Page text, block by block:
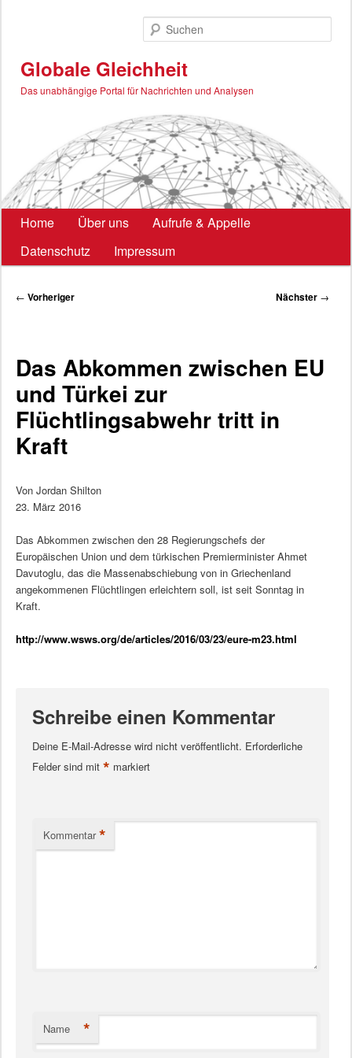
Globale Gleichheit
Das unabhängige Portal für Nachrichten und Analysen
Hauptmenü
Home Über uns
Aufrufe & Appelle
Datenschutz
Impressum
Beitragsnavigation
← Vorheriger Nächster →
Das Abkommen zwischen EU
und Türkei zur
Flüchtlingsabwehr tritt in
Kraft
Von Jordan Shilton
23. März 2016
Das Abkommen zwischen den 28 Regierungschefs der
Europäischen Union und dem türkischen Premierminister Ahmet
Davutoglu, das die Massenabschiebung von in Griechenland
angekommenen Flüchtlingen erleichtern soll, ist seit Sonntag in
Kraft.
http://www.wsws.org/de/articles/2016/03/23/eure-m23.html
Schreibe einen Kommentar
Deine E-Mail-Adresse wird nicht veröffentlicht. Erforderliche
Felder sind mit * markiert
Kommentar *
Name *